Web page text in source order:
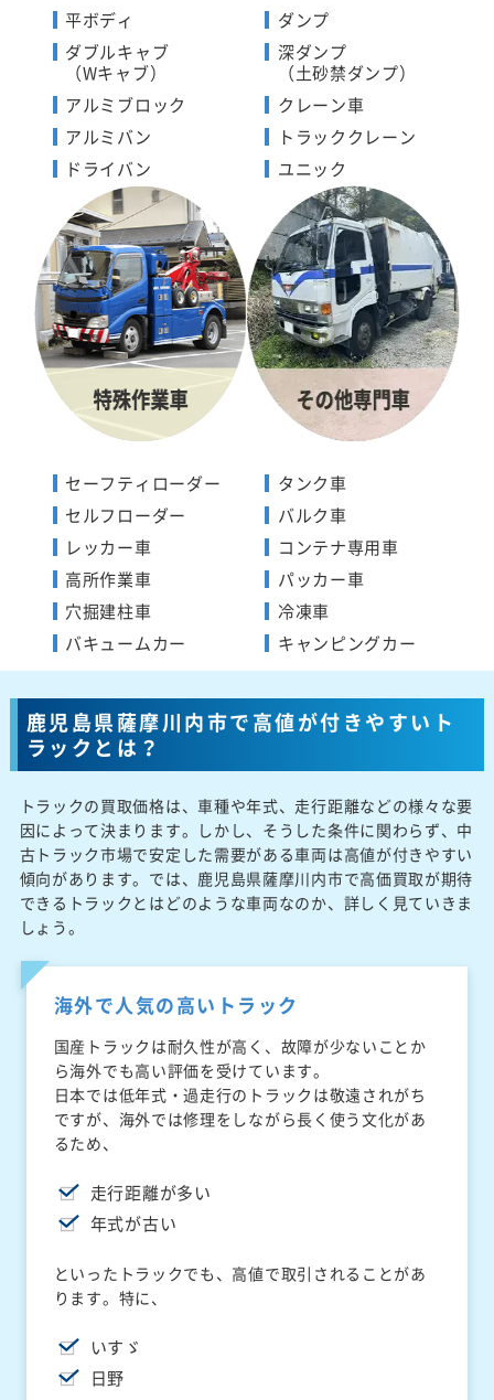
平ボディ
ダブルキャブ
（Wキャブ）
アルミブロック
アルミバン
ドライバン
ダンプ
深ダンプ
（土砂禁ダンプ）
クレーン車
トラッククレーン
ユニック
セーフティローダー
セルフローダー
レッカー車
高所作業車
穴掘建柱車
バキュームカー
タンク車
バルク車
コンテナ専用車
パッカー車
冷凍車
キャンピングカー
鹿児島県薩摩川内市で高値が付きやすいト
ラックとは？
トラックの買取価格は、車種や年式、走行距離などの様々な要
因によって決まります。しかし、そうした条件に関わらず、中
古トラック市場で安定した需要がある車両は高値が付きやすい
傾向があります。では、鹿児島県薩摩川内市で高価買取が期待
できるトラックとはどのような車両なのか、詳しく見ていきま
しょう。
海外で人気の高いトラック
国産トラックは耐久性が高く、故障が少ないことか
ら海外でも高い評価を受けています。
日本では低年式・過走行のトラックは敬遠されがち
ですが、海外では修理をしながら長く使う文化があ
るため、
走行距離が多い
年式が古い
といったトラックでも、高値で取引されることがあ
ります。特に、
いすゞ
日野